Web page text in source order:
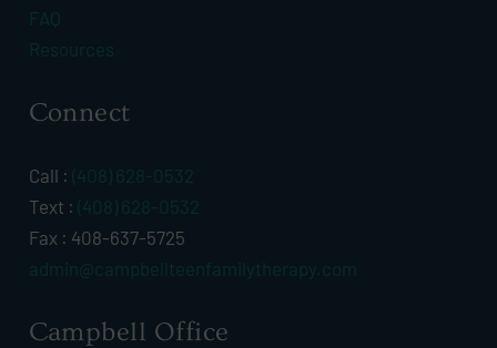
FAQ
Resources
Connect
Call : (408) 628-0532
Text : (408) 628-0532
Fax : 408-637-5725
admin@campbellteenfamilytherapy.com
Campbell Office